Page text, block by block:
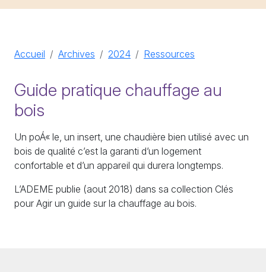
Accueil Archives 2024 Ressources
Guide pratique chauffage au
bois
Un poÁ« le, un insert, une chaudière bien utilisé avec un
bois de qualité c’est la garanti d’un logement
confortable et d’un appareil qui durera longtemps.
L’ADEME publie (aout 2018) dans sa collection Clés
pour Agir un guide sur la chauffage au bois.